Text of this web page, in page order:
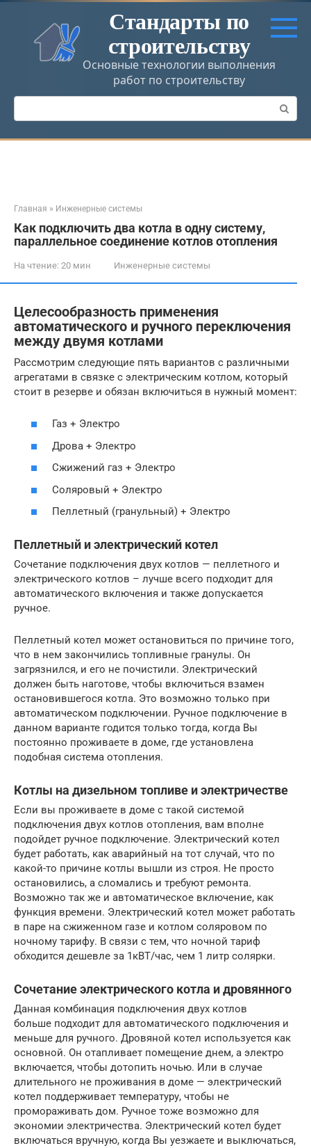
Перейти
контенту
Стандарты по
строительству
Основные технологии выполнения
работ по строительству
Поиск:
Главная » Инженерные системы
Как подключить два котла в одну систему,
параллельное соединение котлов отопления
На чтение: 20 мин Инженерные системы
Целесообразность применения
автоматического и ручного переключения
между двумя котлами
Рассмотрим следующие пять вариантов с различными
агрегатами в связке с электрическим котлом, который
стоит в резерве и обязан включиться в нужный момент:
Газ + Электро
Дрова + Электро
Сжижений газ + Электро
Соляровый + Электро
Пеллетный (гранульный) + Электро
Пеллетный и электрический котел
Сочетание подключения двух котлов — пеллетного и
электрического котлов – лучше всего подходит для
автоматического включения и также допускается
ручное.
Пеллетный котел может остановиться по причине того,
что в нем закончились топливные гранулы. Он
загрязнился, и его не почистили. Электрический
должен быть наготове, чтобы включиться взамен
остановившегося котла. Это возможно только при
автоматическом подключении. Ручное подключение в
данном варианте годится только тогда, когда Вы
постоянно проживаете в доме, где установлена
подобная система отопления.
Котлы на дизельном топливе и электричестве
Если вы проживаете в доме с такой системой
подключения двух котлов отопления, вам вполне
подойдет ручное подключение. Электрический котел
будет работать, как аварийный на тот случай, что по
какой-то причине котлы вышли из строя. Не просто
остановились, а сломались и требуют ремонта.
Возможно так же и автоматическое включение, как
функция времени. Электрический котел может работать
в паре на сжиженном газе и котлом соляровом по
ночному тарифу. В связи с тем, что ночной тариф
обходится дешевле за 1кВТ/час, чем 1 литр солярки.
Сочетание электрического котла и дровянного
Данная комбинация подключения двух котлов
больше подходит для автоматического подключения и
меньше для ручного. Дровяной котел используется как
основной. Он отапливает помещение днем, а электро
включается, чтобы дотопить ночью. Или в случае
длительного не проживания в доме — электрический
котел поддерживает температуру, чтобы не
промораживать дом. Ручное тоже возможно для
экономии электричества. Электрический котел будет
включаться вручную, когда Вы уезжаете и выключаться,